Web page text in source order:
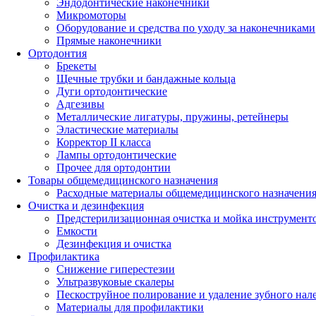
Микромоторы
Оборудование и средства по уходу за наконечниками
Прямые наконечники
Ортодонтия
Брекеты
Щечные трубки и бандажные кольца
Дуги ортодонтические
Адгезивы
Металлические лигатуры, пружины, ретейнеры
Эластические материалы
Корректор II класса
Лампы ортодонтические
Прочее для ортодонтии
Товары общемедицинского назначения
Расходные материалы общемедицинского назначения
Очистка и дезинфекция
Предстерилизационная очистка и мойка
Емкости
Дезинфекция и очистка
Профилактика
Снижение гиперестезии
Ультразвуковые скалеры
Пескоструйное полирование и удаление зубного
Материалы для профилактики